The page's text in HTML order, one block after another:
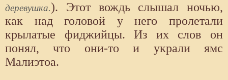
деревушка.). Этот вождь слышал ночью,
как над головой у него пролетали
крылатые фиджийцы. Из их слов он
понял, что они-то и украли ямс
Малиэтоа.